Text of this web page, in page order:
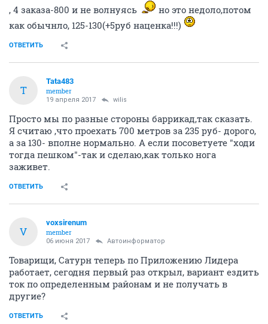
, 4 заказа-800 и не волнуясь
но это недоло,потом
как обычнло, 125-130(+5руб наценка!!!)
ОТВЕТИТЬ
T
Tata483
member
19 апреля 2017 wilis
Просто мы по разные стороны баррикад,так сказать.
Я считаю ,что проехать 700 метров за 235 руб- дорого,
а за 130- вполне нормально. А если посоветуете "ходи
тогда пешком"-так и сделаю,как только нога
заживет.
ОТВЕТИТЬ
V
voxsirenum
member
06 июня 2017 Автоинформатор
Товарищи, Сатурн теперь по Приложению Лидера
работает, сегодня первый раз открыл, вариант ездить
ток по определенным районам и не получать в
другие?
ОТВЕТИТЬ